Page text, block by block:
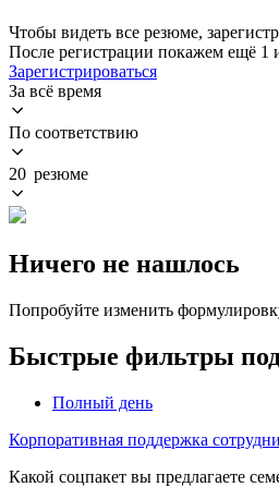
Чтобы видеть все резюме,
После регистрации покажем ещё 1
Зарегистрироваться
За всё время
По соответствию
20 резюме
Ничего не нашлось
Попробуйте изменить
Быстрые фильтры
Полный день
Корпоративная поддержка
Какой соцпакет вы предлагаете